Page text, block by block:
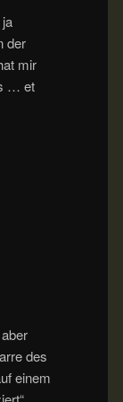
der
mir
… et
des
einem